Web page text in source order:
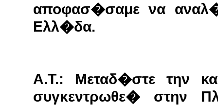
αποφασ�σαμε να
Ελλ�δα.
Α.Τ.: Μεταδ�στε την
συγκεντρωθε� στην